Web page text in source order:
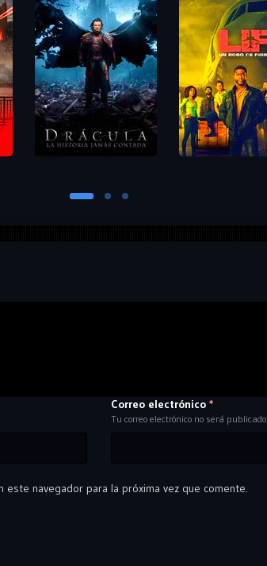
Correo electrónico *
Tu correo electrónico no será publicado
navegador para la próxima vez que comente.